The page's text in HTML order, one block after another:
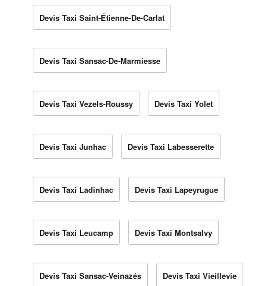
Devis Taxi Saint-Étienne-De-Carlat
Devis Taxi Sansac-De-Marmiesse
Devis Taxi Vezels-Roussy Devis Taxi Yolet
Devis Taxi Junhac Devis Taxi Labesserette
Devis Taxi Ladinhac Devis Taxi Lapeyrugue
Devis Taxi Leucamp Devis Taxi Montsalvy
Devis Taxi Sansac-Veinazés Devis Taxi Vieillevie